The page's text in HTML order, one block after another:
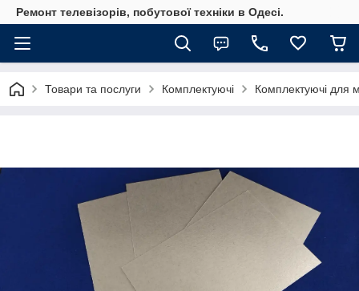
Ремонт телевізорів, побутової техніки в Одесі.
Товари та послуги Комплектуючі Комплектуючі для